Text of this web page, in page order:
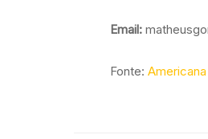
Email:
Fonte: Americana